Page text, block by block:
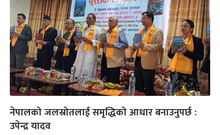
नेपालको जलस्रोतलाई समृद्धिको आधार बनाउनुपर्छ :
उपेन्द्र यादव